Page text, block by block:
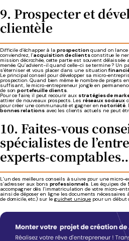
9. Prospecter et
clientèle
Difficile d’échapper à la prospectionquand on
conviendrez, l’acquisition de clientsconstitue le
mission décrochée, cette partie est souvent délaissée
menée. Qu’advient-il quand celle-ci se termine ? Un
s’éterniser et vous placer dans une situation
Le principal conseil pour développer sa micro-
prospection. Quand bien même le nombre de projets
suffisant, le micro-entrepreneur jongle en
de sonportefeuille clients.
Pour ce faire, il peut recourir aux stratégies de
attirer de nouveaux prospects. Les réseaux sociaux
pour créer une communauté et gagner ennotoriété.
bonnes relations avec les clients actuels ne peut
10. Faites-vous
spécialistes de
experts-
L’un des meilleurs conseils à suivre pour une micro-
s’adresser aux bons professionnels. Les équipes de
accompagner dès l’immatriculation de votre micro-
ainsi de déposer en ligne les documents nécessaires
de domicile, etc.) sur le guichet unique pour un début